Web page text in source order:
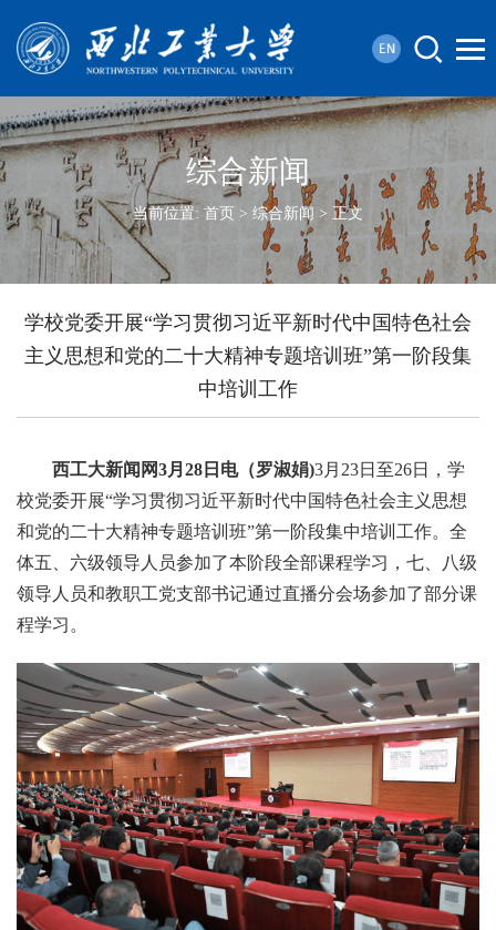
综合新闻
当前位置: 首页 > 综合新闻 > 正文
学校党委开展“学习贯彻习近平新时代中国特色社会
主义思想和党的二十大精神专题培训班”第一阶段集
中培训工作
西工大新闻网3月28日电（罗淑娟)3月23日至26日，学
校党委开展“学习贯彻习近平新时代中国特色社会主义思想
和党的二十大精神专题培训班”第一阶段集中培训工作。全
体五、六级领导人员参加了本阶段全部课程学习，七、八级
领导人员和教职工党支部书记通过直播分会场参加了部分课
程学习。